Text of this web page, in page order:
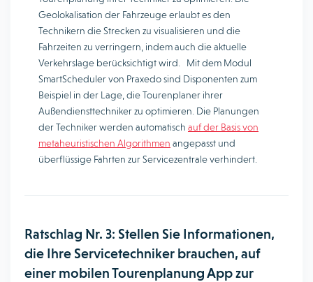
Geolokalisation der Fahrzeuge erlaubt es den
Technikern die Strecken zu visualisieren und die
Fahrzeiten zu verringern, indem auch die aktuelle
Verkehrslage berücksichtigt wird. Mit dem Modul
SmartScheduler von Praxedo sind Disponenten zum
Beispiel in der Lage, die Tourenplaner ihrer
Außendiensttechniker zu optimieren. Die Planungen
der Techniker werden automatisch auf der Basis von
metaheuristischen Algorithmen angepasst und
überflüssige Fahrten zur Servicezentrale verhindert.
Ratschlag Nr. 3: Stellen Sie Informationen,
die Ihre Servicetechniker brauchen, auf
einer mobilen Tourenplanung App zur